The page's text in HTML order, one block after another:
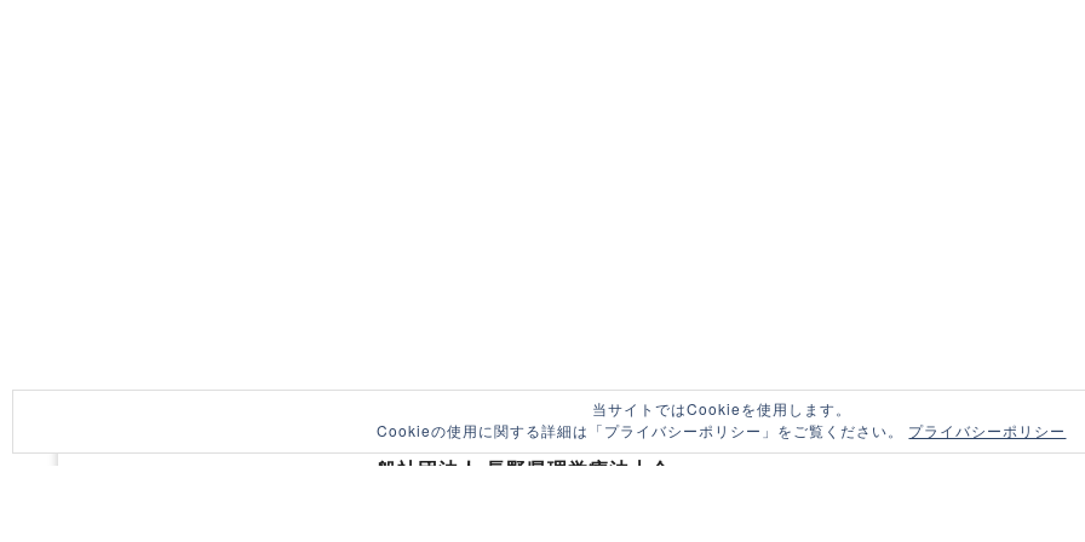
一般社団法人 長野県理学療法士会
当サイトではCookieを使用します。
Cookieの使用に関する詳細は「プライバシーポリシー」をご覧ください。 プライバシーポリシー